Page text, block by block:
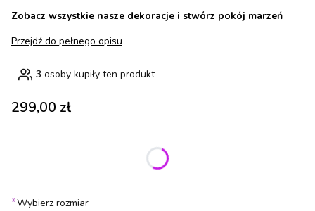
Zobacz wszystkie nasze dekoracje i stwórz pokój marzeń
Przejdź do pełnego opisu
3 osoby kupiły ten produkt
Cena
299,00 zł
Poszczególne warianty mogą różnić się ceną
*Wybierz rozmiar